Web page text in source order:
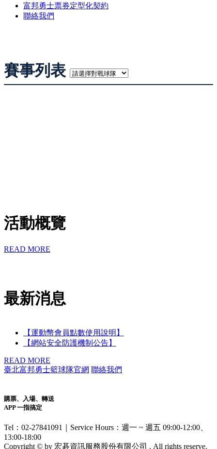
富邦勇士票券定型化契約
聯絡我們
賽事列表
活動概覽
READ MORE
最新消息
【運動幣會員點數使用說明】
【網站安全防護機制公告】
READ MORE
臺北富邦勇士籃球隊官網 聯絡我們
購票、入場、轉送
APP 一指搞定
Tel：02-27841091｜Service Hours：週一 ~ 週五 09:00-12:00、
13:00-18:00
Copyright © by 宏碁資訊服務股份有限公司 . All rights reserve.